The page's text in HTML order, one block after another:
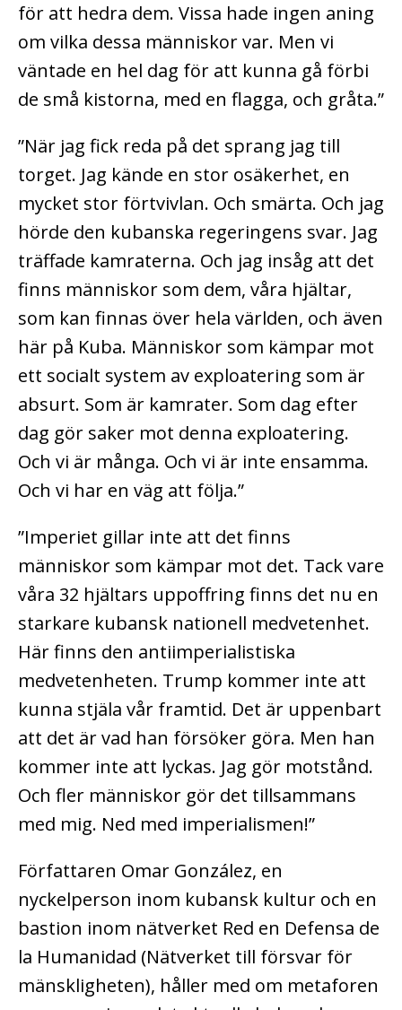
för att hedra dem. Vissa hade ingen aning
om vilka dessa människor var. Men vi
väntade en hel dag för att kunna gå förbi
de små kistorna, med en flagga, och gråta.”
”När jag fick reda på det sprang jag till
torget. Jag kände en stor osäkerhet, en
mycket stor förtvivlan. Och smärta. Och jag
hörde den kubanska regeringens svar. Jag
träffade kamraterna. Och jag insåg att det
finns människor som dem, våra hjältar,
som kan finnas över hela världen, och även
här på Kuba. Människor som kämpar mot
ett socialt system av exploatering som är
absurt. Som är kamrater. Som dag efter
dag gör saker mot denna exploatering.
Och vi är många. Och vi är inte ensamma.
Och vi har en väg att följa.”
”Imperiet gillar inte att det finns
människor som kämpar mot det. Tack vare
våra 32 hjältars uppoffring finns det nu en
starkare kubansk nationell medvetenhet.
Här finns den antiimperialistiska
medvetenheten. Trump kommer inte att
kunna stjäla vår framtid. Det är uppenbart
att det är vad han försöker göra. Men han
kommer inte att lyckas. Jag gör motstånd.
Och fler människor gör det tillsammans
med mig. Ned med imperialismen!”
Författaren Omar González, en
nyckelperson inom kubansk kultur och en
bastion inom nätverket Red en Defensa de
la Humanidad (Nätverket till försvar för
mänskligheten), håller med om metaforen